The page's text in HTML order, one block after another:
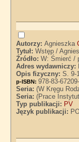
Autorzy:Agnieszka
Tytuł:Wstęp /
Źródło:W: Śmierć /
Adres wydawniczy:
Opis fizyczny:S. 9-
p-ISBN:978-83-
Seria:(W Kręgu
Seria:(Prace
Typ publikacji: PV
Język publikacji: